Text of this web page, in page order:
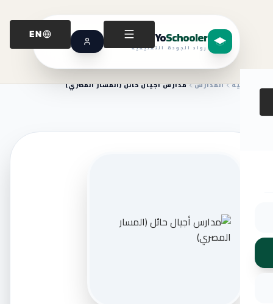
YoSchooler
رواد الجودة التعليمية
EN
الرئيسية المدارس مدارس أجيال حائل (المسار المصري)